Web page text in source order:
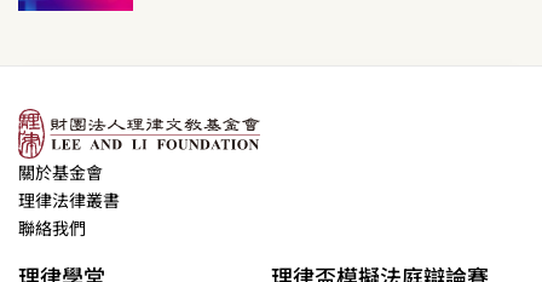
關於基金會
理律法律叢書
聯絡我們